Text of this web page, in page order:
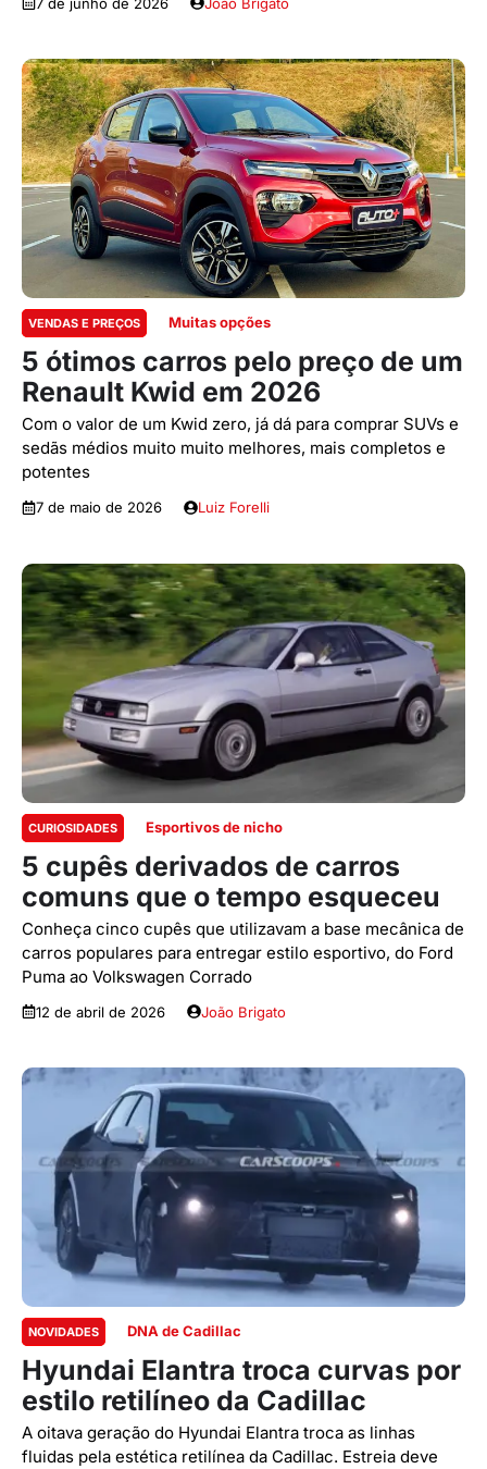
VENDAS E PREÇOS Muitas opções
5 ótimos carros pelo preço de um
Renault Kwid em 2026
Com o valor de um Kwid zero, já dá para comprar SUVs e
sedãs médios muito muito melhores, mais completos e
potentes
7 de maio de 2026 Luiz Forelli
CURIOSIDADES Esportivos de nicho
5 cupês derivados de carros
comuns que o tempo esqueceu
Conheça cinco cupês que utilizavam a base mecânica de
carros populares para entregar estilo esportivo, do Ford
Puma ao Volkswagen Corrado
12 de abril de 2026 João Brigato
NOVIDADES DNA de Cadillac
Hyundai Elantra troca curvas por
estilo retilíneo da Cadillac
A oitava geração do Hyundai Elantra troca as linhas
fluidas pela estética retilínea da Cadillac. Estreia deve